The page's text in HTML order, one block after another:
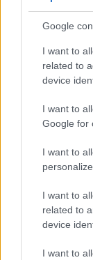
Google
I want to
related to
device
I want to
Google for
I want to
I want to
related to
device
I want to
la